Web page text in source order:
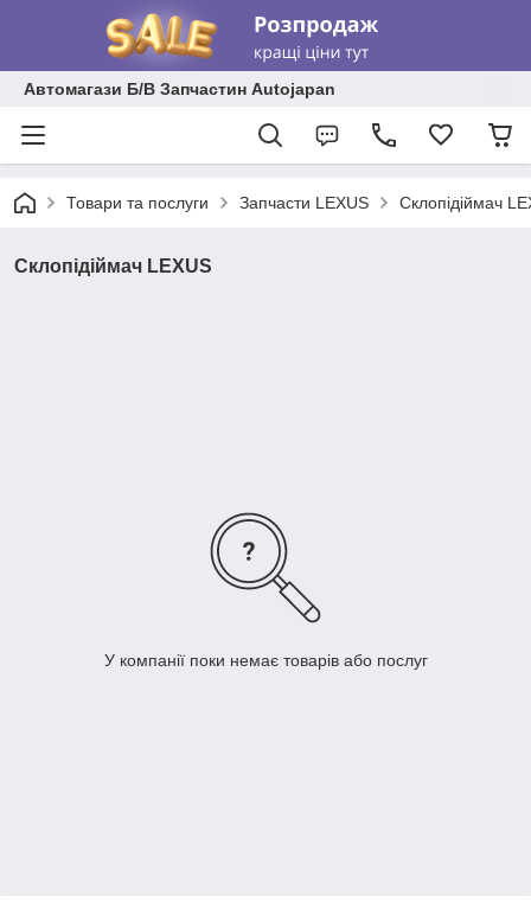
Автомагази Б/В Запчастин Autojapan
Товари та послуги Запчасти LEXUS Склопідіймач
Склопідіймач LEXUS
У компанії поки немає товарів або послуг